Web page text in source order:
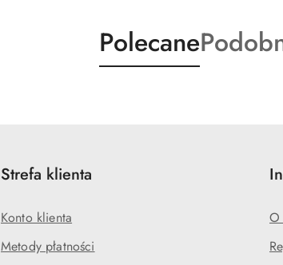
Produkty
o
Polecane
o
Strefa klienta
Konto klienta
Metody płatności
O